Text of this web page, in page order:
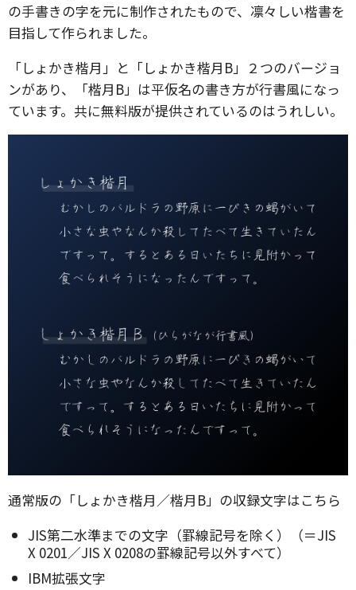
の手書きの字を元に制作されたもので、凛々しい楷書を
目指して作られました。
「しょかき楷月」と「しょかき楷月B」２つのバージョ
ンがあり、「楷月B」は平仮名の書き方が行書風になっ
ています。共に無料版が提供されているのはうれしい。
通常版の「しょかき楷月／楷月B」の収録文字はこちら
JIS第二水準までの文字（罫線記号を除く）（＝JIS
X 0201／JIS X 0208の罫線記号以外すべて）
IBM拡張文字